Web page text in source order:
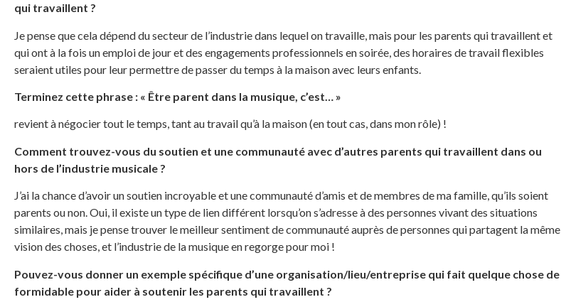
qui travaillent ?
Je pense que cela dépend du secteur de l’industrie dans lequel on travaille, mais pour les parents qui travaillent et
qui ont à la fois un emploi de jour et des engagements professionnels en soirée, des horaires de travail flexibles
seraient utiles pour leur permettre de passer du temps à la maison avec leurs enfants.
Terminez cette phrase : « Être parent dans la musique, c’est… »
revient à négocier tout le temps, tant au travail qu’à la maison (en tout cas, dans mon rôle) !
Comment trouvez-vous du soutien et une communauté avec d’autres parents qui travaillent dans ou
hors de l’industrie musicale ?
J’ai la chance d’avoir un soutien incroyable et une communauté d’amis et de membres de ma famille, qu’ils soient
parents ou non. Oui, il existe un type de lien différent lorsqu’on s’adresse à des personnes vivant des situations
similaires, mais je pense trouver le meilleur sentiment de communauté auprès de personnes qui partagent la même
vision des choses, et l’industrie de la musique en regorge pour moi !
Pouvez-vous donner un exemple spécifique d’une organisation/lieu/entreprise qui fait quelque chose de
formidable pour aider à soutenir les parents qui travaillent ?